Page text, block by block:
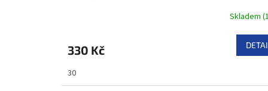
Skladem(
330 Kč
30